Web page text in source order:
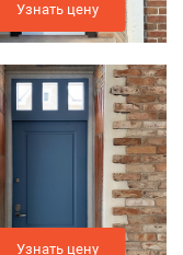
Узнать цену
Узнать цену